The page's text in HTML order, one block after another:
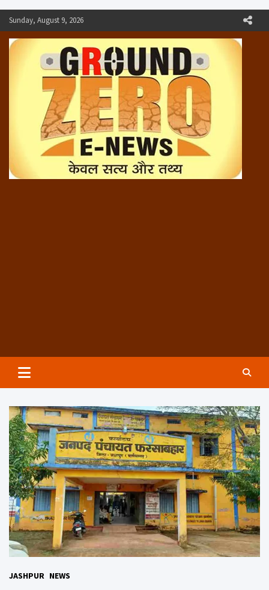
Skip
to
content
Sunday, August 9, 2026
Groundzeronews
JASHPUR NEWS